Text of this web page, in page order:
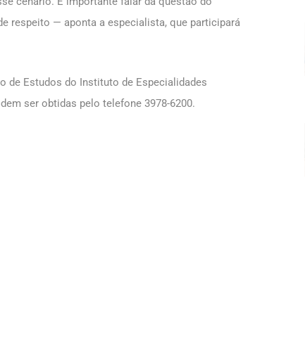
respeito — aponta a especialista, que participará
de Estudos do Instituto de Especialidades
ser obtidas pelo telefone 3978-6200.